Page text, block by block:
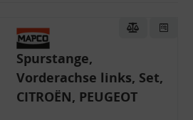
Spurstange,
Vorderachse links, Set,
CITROËN, PEUGEOT